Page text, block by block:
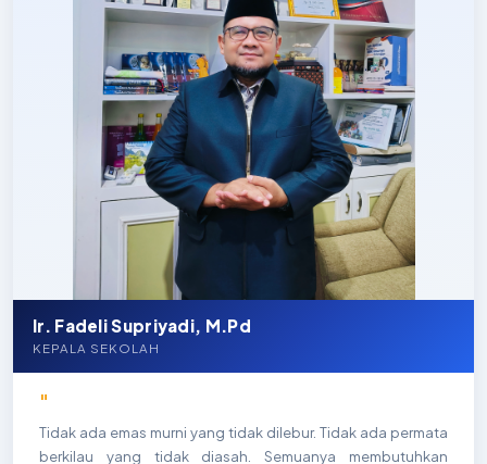
Ir. Fadeli Supriyadi, M.Pd
KEPALA SEKOLAH
"
Tidak ada emas murni yang tidak dilebur. Tidak ada permata
berkilau yang tidak diasah. Semuanya membutuhkan